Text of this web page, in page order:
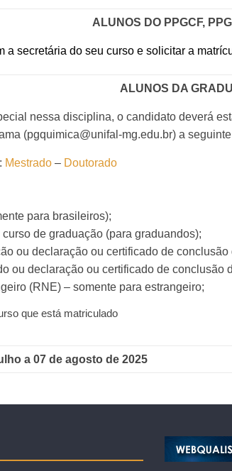
ALUNOS DO PPGCF,
a secretária do seu curso e solicitar a
ALUNOS DA
nessa disciplina, o candidato deverá
(pgquimica@unifal-mg.edu.br) a
Mestrado – Doutorado
para brasileiros);
de graduação (para graduandos);
ou declaração ou certificado de
ou declaração ou certificado de conclusão
(RNE) – somente para estrangeiro;
que está matriculado
a 07 de agosto de 2025